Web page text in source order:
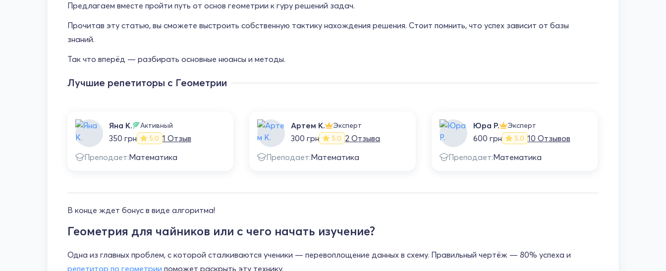
Предлагаем вместе пройти путь от основ геометрии к гуру решений задач.
Прочитав эту статью, вы сможете выстроить собственную тактику нахождения решения. Стоит помнить, что успех зависит от базы
знаний.
Так что вперёд — разбирать основные нюансы и методы.
Лучшие репетиторы с Геометрии
Яна К. Активный
350 грн 5.0 1 Отзыв
Преподает:Математика
Артем К. Эксперт
300 грн 5.0 2 Отзыва
Преподает:Математика
Юра Р. Эксперт
600 грн 5.0 10 Отзывов
Преподает:Математика
В конце ждет бонус в виде алгоритма!
Геометрия для чайников или с чего начать изучение?
Одна из главных проблем, с которой сталкиваются ученики — перевоплощение данных в схему. Правильный чертёж — 80% успеха и
репетитор по геометрии поможет раскрыть эту технику.